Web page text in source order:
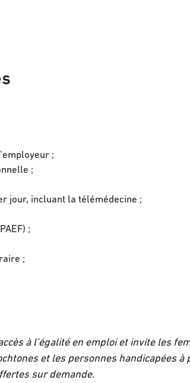
;
;
jour, incluant la télémédecine ;
;
;
à l’égalité en emploi et invite les
et les personnes handicapées à
sur demande.